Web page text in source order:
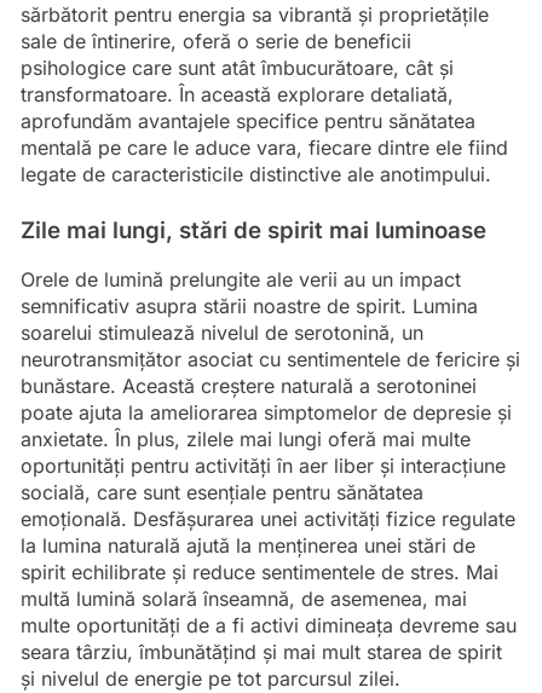
sărbătorit pentru energia sa vibrantă și proprietățile
sale de întinerire, oferă o serie de beneficii
psihologice care sunt atât îmbucurătoare, cât și
transformatoare. În această explorare detaliată,
aprofundăm avantajele specifice pentru sănătatea
mentală pe care le aduce vara, fiecare dintre ele fiind
legate de caracteristicile distinctive ale anotimpului.
Zile mai lungi, stări de spirit mai luminoase
Orele de lumină prelungite ale verii au un impact
semnificativ asupra stării noastre de spirit. Lumina
soarelui stimulează nivelul de serotonină, un
neurotransmițător asociat cu sentimentele de fericire și
bunăstare. Această creștere naturală a serotoninei
poate ajuta la ameliorarea simptomelor de depresie și
anxietate. În plus, zilele mai lungi oferă mai multe
oportunități pentru activități în aer liber și interacțiune
socială, care sunt esențiale pentru sănătatea
emoțională. Desfășurarea unei activități fizice regulate
la lumina naturală ajută la menținerea unei stări de
spirit echilibrate și reduce sentimentele de stres. Mai
multă lumină solară înseamnă, de asemenea, mai
multe oportunități de a fi activi dimineața devreme sau
seara târziu, îmbunătățind și mai mult starea de spirit
și nivelul de energie pe tot parcursul zilei.